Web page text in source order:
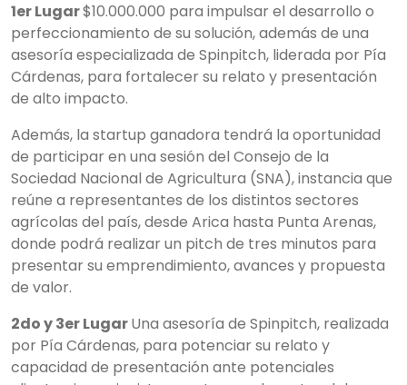
1er Lugar$10.000.000 para impulsar el desarrollo o
perfeccionamiento de su solución, además de una
asesoría especializada de Spinpitch, liderada por Pía
Cárdenas, para fortalecer su relato y presentación
de alto impacto.
Además, la startup ganadora tendrá la oportunidad
de participar en una sesión del Consejo de la
Sociedad Nacional de Agricultura (SNA), instancia que
reúne a representantes de los distintos sectores
agrícolas del país, desde Arica hasta Punta Arenas,
donde podrá realizar un pitch de tres minutos para
presentar su emprendimiento, avances y propuesta
de valor.
2do y 3er LugarUna asesoría de Spinpitch, realizada
por Pía Cárdenas, para potenciar su relato y
capacidad de presentación ante potenciales